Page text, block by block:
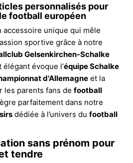
personnalisés pour
football européen
accessoire unique qui mêle
sportive grâce à notre
Gelsenkirchen-Schalke
évoque l’équipe Schalke
d'Allemagne et la
les parents fans de football
parfaitement dans notre
dédiée à l’univers du football
sans prénom pour
tendre